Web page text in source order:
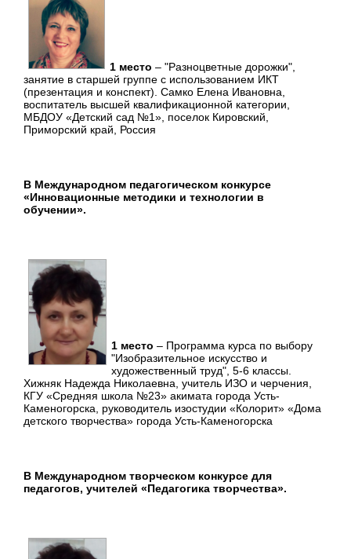
1 место – "Разноцветные дорожки",
занятие в старшей группе с использованием ИКТ
(презентация и конспект). Самко Елена Ивановна,
воспитатель высшей квалификационной категории,
МБДОУ «Детский сад №1», поселок Кировский,
Приморский край, Россия
В Международном педагогическом конкурсе
«Инновационные методики и технологии в
обучении».
1 место – Программа курса по выбору
"Изобразительное искусство и
художественный труд", 5-6 классы.
Хижняк Надежда Николаевна, учитель ИЗО и черчения,
КГУ «Средняя школа №23» акимата города Усть-
Каменогорска, руководитель изостудии «Колорит» «Дома
детского творчества» города Усть-Каменогорска
В Международном творческом конкурсе для
педагогов, учителей «Педагогика творчества».